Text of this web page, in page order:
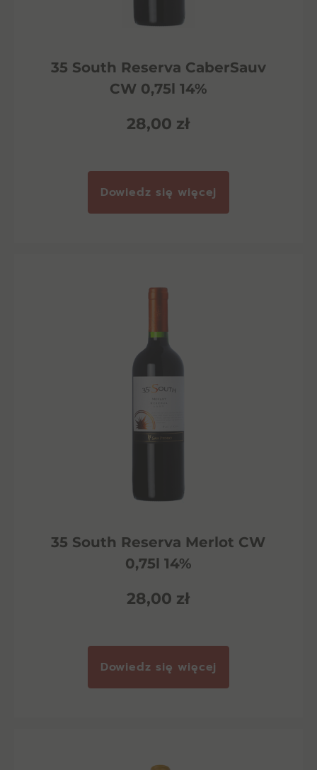
35 South Reserva CaberSauv
CW 0,75l 14%
28,00 zł
Dowiedz się więcej
35 South Reserva Merlot CW
0,75l 14%
28,00 zł
Dowiedz się więcej